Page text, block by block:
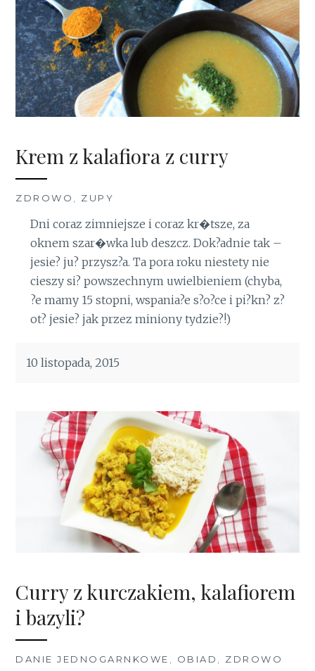
Krem z kalafiora z curry
ZDROWO ZUPY
Dni coraz zimniejsze i coraz kr�tsze, za
oknem szar�wka lub deszcz. Dok?adnie tak –
jesie? ju? przysz?a. Ta pora roku niestety nie
cieszy si? powszechnym uwielbieniem (chyba,
?e mamy 15 stopni, wspania?e s?o?ce i pi?kn? z?
ot? jesie? jak przez miniony tydzie?!)
10 listopada, 2015
Curry z kurczakiem, kalafiorem
i bazyli?
DANIE JEDNOGARNKOWE , OBIAD , ZDROWO